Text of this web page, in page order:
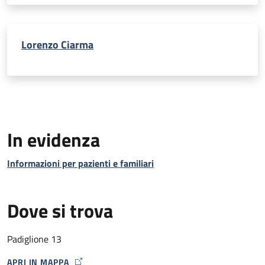
Lorenzo Ciarma
In evidenza
Informazioni per pazienti e familiari
Dove si trova
Padiglione 13
APRI IN MAPPA